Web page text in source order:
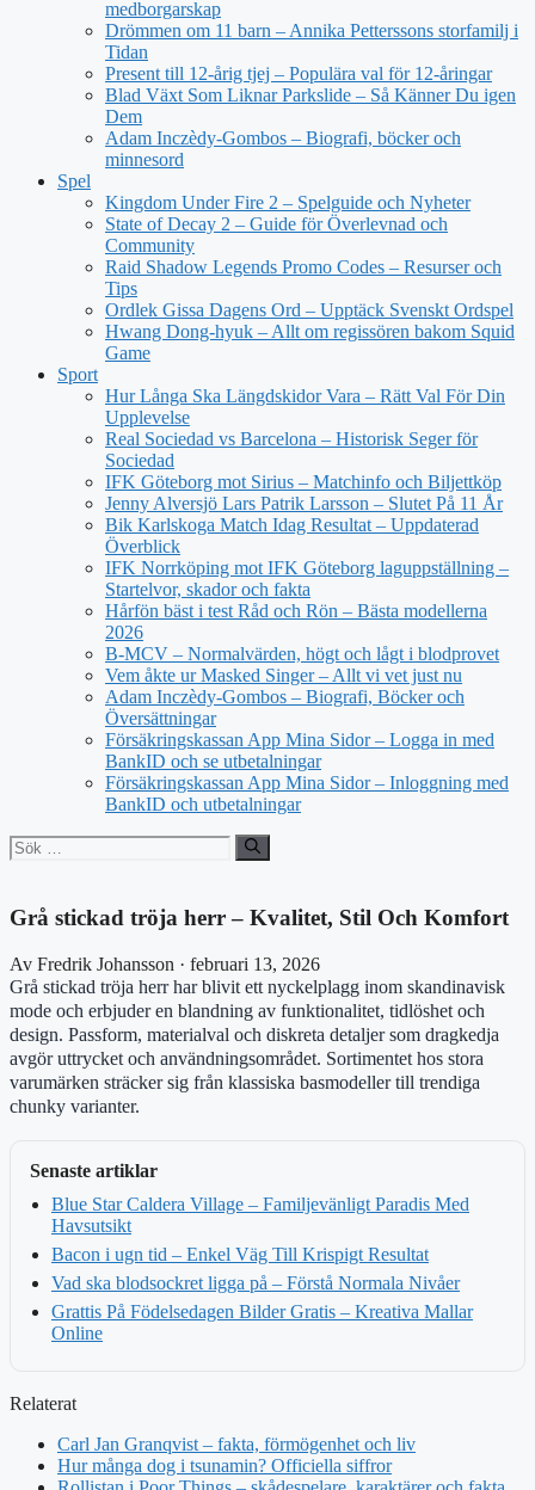
medborgarskap
Drömmen om 11 barn – Annika Petterssons storfamilj i
Tidan
Present till 12-årig tjej – Populära val för 12-åringar
Blad Växt Som Liknar Parkslide – Så Känner Du igen
Dem
Adam Inczèdy-Gombos – Biografi, böcker och
minnesord
Spel
Kingdom Under Fire 2 – Spelguide och Nyheter
State of Decay 2 – Guide för Överlevnad och
Community
Raid Shadow Legends Promo Codes – Resurser och
Tips
Ordlek Gissa Dagens Ord – Upptäck Svenskt Ordspel
Hwang Dong-hyuk – Allt om regissören bakom Squid
Game
Sport
Hur Långa Ska Längdskidor Vara – Rätt Val För Din
Upplevelse
Real Sociedad vs Barcelona – Historisk Seger för
Sociedad
IFK Göteborg mot Sirius – Matchinfo och Biljettköp
Jenny Alversjö Lars Patrik Larsson – Slutet På 11 År
Bik Karlskoga Match Idag Resultat – Uppdaterad
Överblick
IFK Norrköping mot IFK Göteborg laguppställning –
Startelvor, skador och fakta
Hårfön bäst i test Råd och Rön – Bästa modellerna
2026
B-MCV – Normalvärden, högt och lågt i blodprovet
Vem åkte ur Masked Singer – Allt vi vet just nu
Adam Inczèdy-Gombos – Biografi, Böcker och
Översättningar
Försäkringskassan App Mina Sidor – Logga in med
BankID och se utbetalningar
Försäkringskassan App Mina Sidor – Inloggning med
BankID och utbetalningar
Sök
efter:
Grå stickad tröja herr – Kvalitet, Stil Och Komfort
Av Fredrik Johansson · februari 13, 2026
Grå stickad tröja herr har blivit ett nyckelplagg inom skandinavisk
mode och erbjuder en blandning av funktionalitet, tidlöshet och
design. Passform, materialval och diskreta detaljer som dragkedja
avgör uttrycket och användningsområdet. Sortimentet hos stora
varumärken sträcker sig från klassiska basmodeller till trendiga
chunky varianter.
Senaste artiklar
Blue Star Caldera Village – Familjevänligt Paradis Med
Havsutsikt
Bacon i ugn tid – Enkel Väg Till Krispigt Resultat
Vad ska blodsockret ligga på – Förstå Normala Nivåer
Grattis På Födelsedagen Bilder Gratis – Kreativa Mallar
Online
Relaterat
Carl Jan Granqvist – fakta, förmögenhet och liv
Hur många dog i tsunamin? Officiella siffror